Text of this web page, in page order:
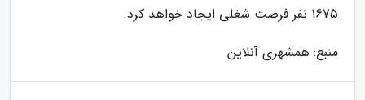
1675 نفر فرصت شغلی ایجاد خواهد کرد.
منبع: همشهری آنلاین